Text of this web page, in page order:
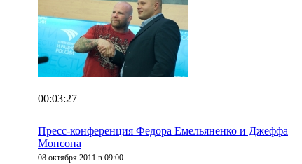
00:03:27
Пресс-конференция Федора Емельяненко и Джеффа
Монсона
08 октября 2011 в 09:00